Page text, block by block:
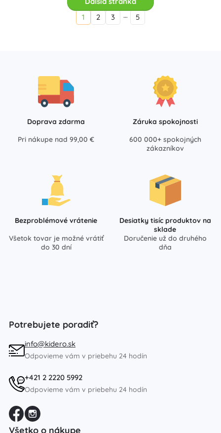
1
2 3 … 5
Doprava zdarma
Pri nákupe nad 99,00 €
Záruka spokojnosti
600 000+ spokojných
zákazníkov
Bezproblémové vrátenie
Všetok tovar je možné vrátiť
do 30 dní
Desiatky tisíc produktov na
sklade
Doručenie už do druhého
dňa
Potrebujete poradiť?
info@kidero.sk
Odpovieme vám v priebehu 24 hodín
+421 2 2220 5992
Odpovieme vám v priebehu 24 hodín
Všetko o nákupe